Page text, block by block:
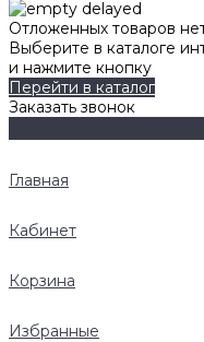
Отложенных товаров
Выберите в каталоге
и нажмите кнопку
Перейти в каталог
Заказать звонок
Главная
Кабинет
Корзина
Избранные